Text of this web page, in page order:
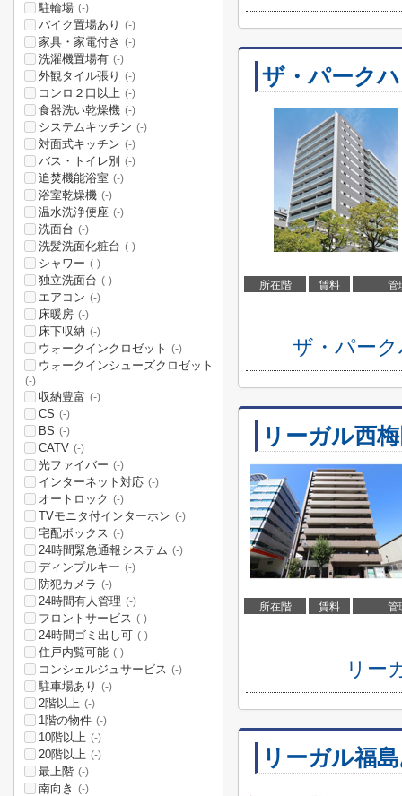
ザ・パーク
所在階 賃料 管
ザ・パー
リーガル西
所在階 賃料 管
リー
リーガル福
駐輪場 (-)
バイク置場あり (-)
家具・家電付き (-)
洗濯機置場有 (-)
外観タイル張り (-)
コンロ２口以上 (-)
食器洗い乾燥機 (-)
システムキッチン (-)
対面式キッチン (-)
バス・トイレ別 (-)
追焚機能浴室 (-)
浴室乾燥機 (-)
温水洗浄便座 (-)
洗面台 (-)
洗髪洗面化粧台 (-)
シャワー (-)
独立洗面台 (-)
エアコン (-)
床暖房 (-)
床下収納 (-)
ウォークインクロゼット (-)
ウォークインシューズクロゼット
(-)
収納豊富 (-)
CS (-)
BS (-)
CATV (-)
光ファイバー (-)
インターネット対応 (-)
オートロック (-)
TVモニタ付インターホン (-)
宅配ボックス (-)
24時間緊急通報システム (-)
ディンプルキー (-)
防犯カメラ (-)
24時間有人管理 (-)
フロントサービス (-)
24時間ゴミ出し可 (-)
住戸内覧可能 (-)
コンシェルジュサービス (-)
駐車場あり (-)
2階以上 (-)
1階の物件 (-)
10階以上 (-)
20階以上 (-)
最上階 (-)
南向き (-)